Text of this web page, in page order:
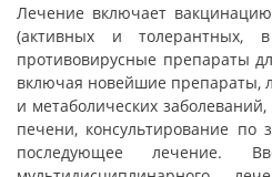
Лечение включает
(активных и толерантных,
противовирусные препараты
включая новейшие препараты,
и метаболических
печени, консультирование по
последующее лечение.